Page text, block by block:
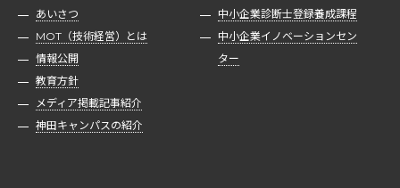
あいさつ
MOT（技術経営）とは
情報公開
教育方針
メディア掲載記事紹介
神田キャンパスの紹介
中小企業診断士登録養成課程
中小企業イノベーションセン
ター